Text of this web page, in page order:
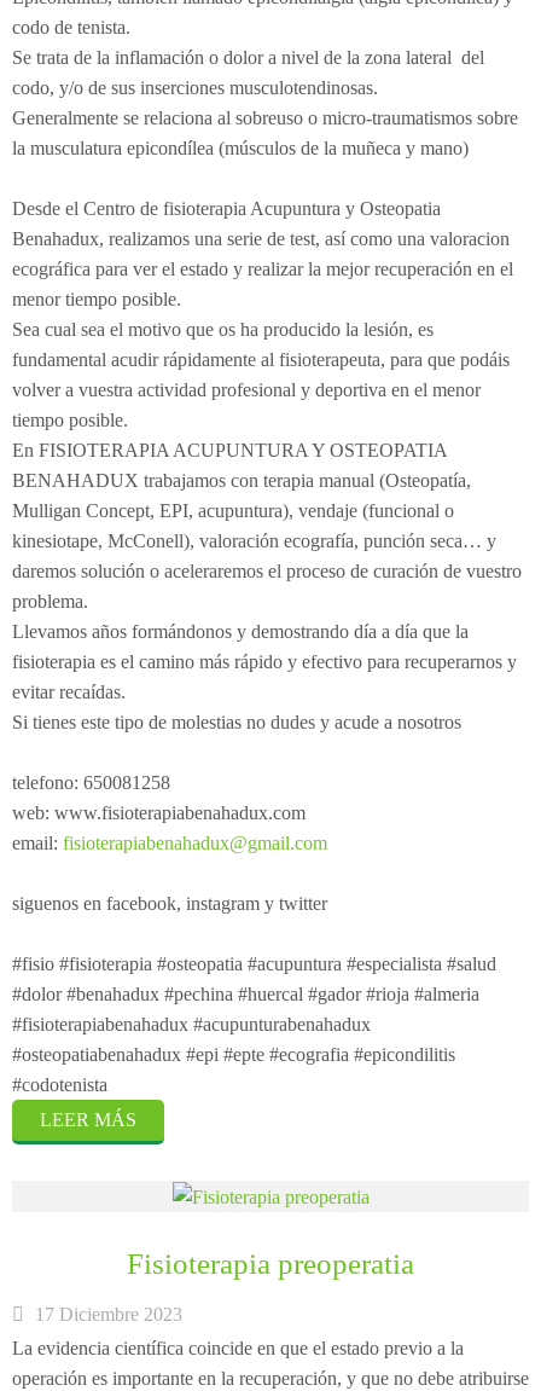
codo de tenista.
Se trata de la inflamación o dolor a nivel de la zona lateral del
codo, y/o de sus inserciones musculotendinosas.
Generalmente se relaciona al sobreuso o micro-traumatismos sobre
la musculatura epicondílea (músculos de la muñeca y mano)
Desde el Centro de fisioterapia Acupuntura y Osteopatia
Benahadux, realizamos una serie de test, así como una valoracion
ecográfica para ver el estado y realizar la mejor recuperación en el
menor tiempo posible.
Sea cual sea el motivo que os ha producido la lesión, es
fundamental acudir rápidamente al fisioterapeuta, para que podáis
volver a vuestra actividad profesional y deportiva en el menor
tiempo posible.
En FISIOTERAPIA ACUPUNTURA Y OSTEOPATIA
BENAHADUX trabajamos con terapia manual (Osteopatía,
Mulligan Concept, EPI, acupuntura), vendaje (funcional o
kinesiotape, McConell), valoración ecografía, punción seca… y
daremos solución o aceleraremos el proceso de curación de vuestro
problema.
Llevamos años formándonos y demostrando día a día que la
fisioterapia es el camino más rápido y efectivo para recuperarnos y
evitar recaídas.
Si tienes este tipo de molestias no dudes y acude a nosotros
telefono: 650081258
web: www.fisioterapiabenahadux.com
email: fisioterapiabenahadux@gmail.com
siguenos en facebook, instagram y twitter
#fisio #fisioterapia #osteopatia #acupuntura #especialista #salud
#dolor #benahadux #pechina #huercal #gador #rioja #almeria
#fisioterapiabenahadux #acupunturabenahadux
#osteopatiabenahadux #epi #epte #ecografia #epicondilitis
#codotenista
LEER MÁS
Fisioterapia preoperatia
17 Diciembre 2023
La evidencia científica coincide en que el estado previo a la
operación es importante en la recuperación, y que no debe atribuirse